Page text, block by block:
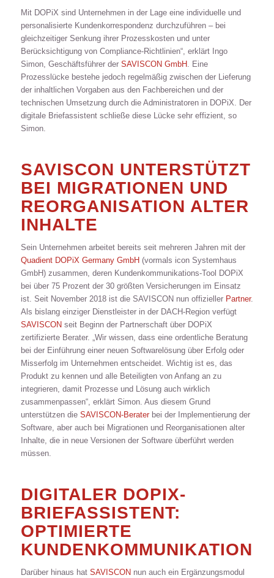
Mit DOPiX sind Unternehmen in der Lage eine individuelle und
personalisierte Kundenkorrespondenz durchzuführen – bei
gleichzeitiger Senkung ihrer Prozesskosten und unter
Berücksichtigung von Compliance-Richtlinien“, erklärt Ingo
Simon, Geschäftsführer der SAVISCON GmbH. Eine
Prozesslücke bestehe jedoch regelmäßig zwischen der Lieferung
der inhaltlichen Vorgaben aus den Fachbereichen und der
technischen Umsetzung durch die Administratoren in DOPiX. Der
digitale Briefassistent schließe diese Lücke sehr effizient, so
Simon.
SAVISCON UNTERSTÜTZT
BEI MIGRATIONEN UND
REORGANISATION ALTER
INHALTE
Sein Unternehmen arbeitet bereits seit mehreren Jahren mit der
Quadient DOPiX Germany GmbH(vormals icon Systemhaus
GmbH) zusammen, deren Kundenkommunikations-Tool DOPiX
bei über 75 Prozent der 30 größten Versicherungen im Einsatz
ist. Seit November 2018 ist die SAVISCON nun offizieller Partner.
Als bislang einziger Dienstleister in der DACH-Region verfügt
SAVISCONseit Beginn der Partnerschaft über DOPiX
zertifizierte Berater. „Wir wissen, dass eine ordentliche Beratung
bei der Einführung einer neuen Softwarelösung über Erfolg oder
Misserfolg im Unternehmen entscheidet. Wichtig ist es, das
Produkt zu kennen und alle Beteiligten von Anfang an zu
integrieren, damit Prozesse und Lösung auch wirklich
zusammenpassen“, erklärt Simon. Aus diesem Grund
unterstützen die SAVISCON-Beraterbei der Implementierung der
Software, aber auch bei Migrationen und Reorganisationen alter
Inhalte, die in neue Versionen der Software überführt werden
müssen.
DIGITALER DOPIX-
BRIEFASSISTENT:
OPTIMIERTE
KUNDENKOMMUNIKATION
Darüber hinaus hat SAVISCON nun auch ein Ergänzungsmodul